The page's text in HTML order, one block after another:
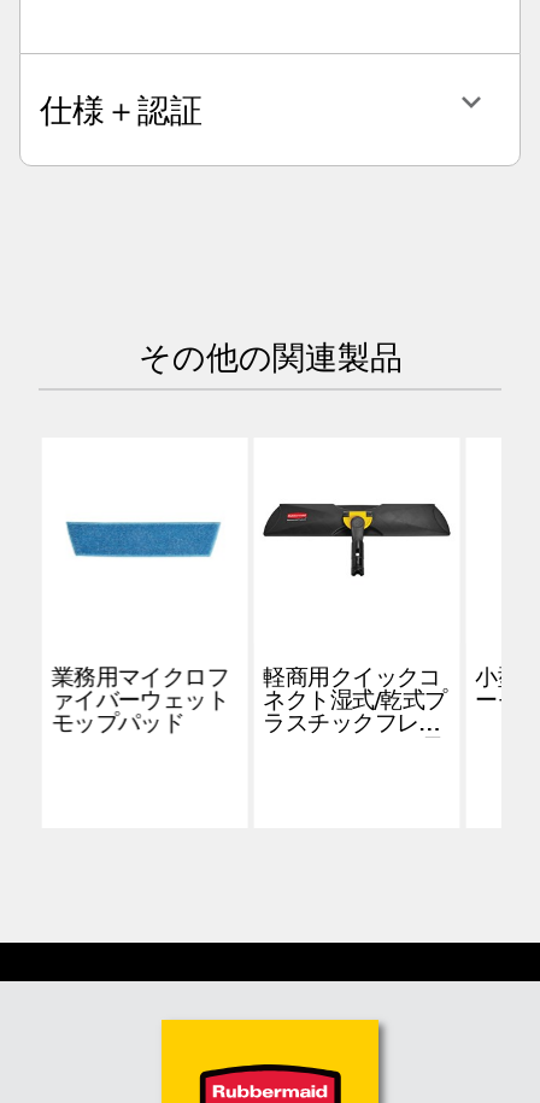
仕様＋認証
その他の関連製品
業務用マイクロフ
ァイバーウェット
モップパッド
軽商用クイックコ
ネクト湿式/乾式プ
ラスチックフレー
小型
ーモ